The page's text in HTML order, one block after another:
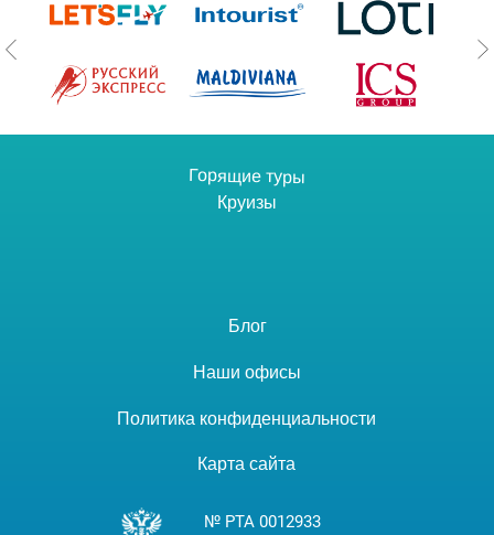
Блог
Наши офисы
Политика конфиденциальности
Карта сайта
Горящие туры
Круизы
№ РТА 0012933